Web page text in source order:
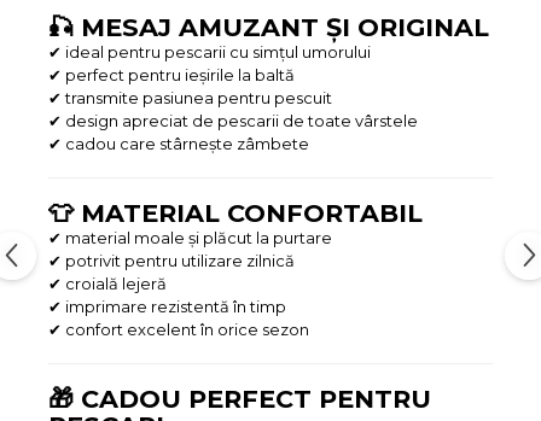
🎣 MESAJ AMUZANT ȘI ORIGINAL
✔ ideal pentru pescarii cu simțul umorului
✔ perfect pentru ieșirile la baltă
✔ transmite pasiunea pentru pescuit
✔ design apreciat de pescarii de toate vârstele
✔ cadou care stârnește zâmbete
👕 MATERIAL CONFORTABIL
✔ material moale și plăcut la purtare
✔ potrivit pentru utilizare zilnică
✔ croială lejeră
✔ imprimare rezistentă în timp
✔ confort excelent în orice sezon
🎁 CADOU PERFECT PENTRU